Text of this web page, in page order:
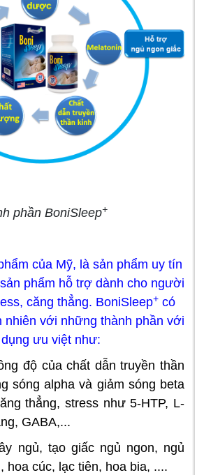
phần BoniSleep+
của Mỹ, là sản phẩm uy tín
phẩm hỗ trợ dành cho người
căng thẳng. BoniSleep+có
nhiên với những thành phần với
ưu việt như:
độ của chất dẫn truyền thần
sóng alpha và giảm sóng beta
thẳng, stress như 5-HTP, L-
GABA,...
ngủ, tạo giấc ngủ ngon, ngủ
hoa cúc, lạc tiên, hoa bia, ....